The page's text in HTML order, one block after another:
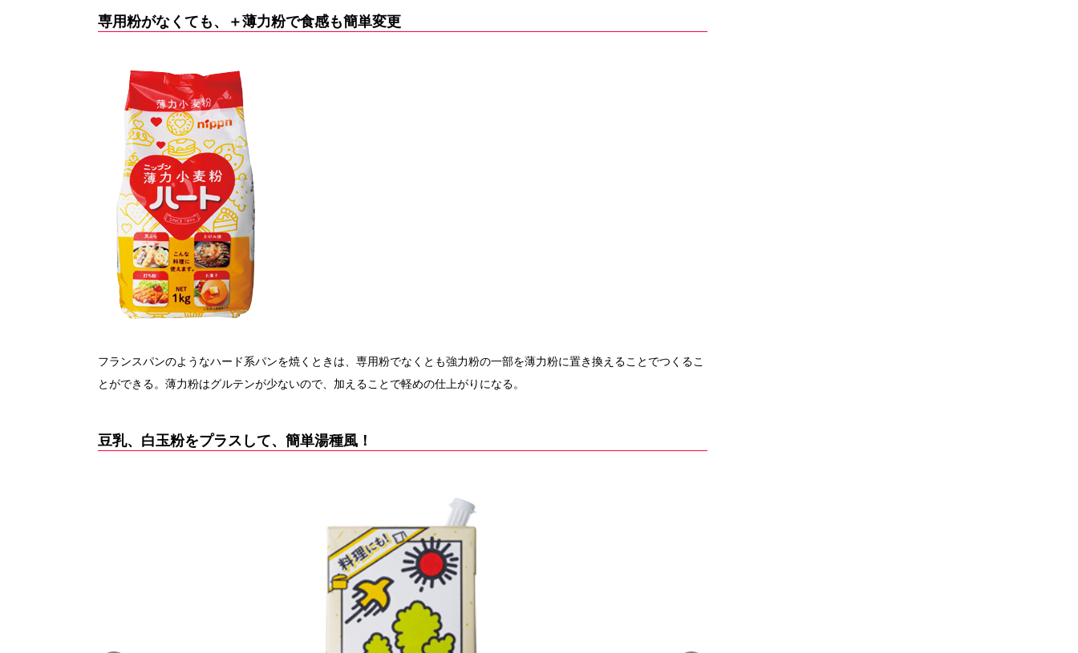
専用粉がなくても、＋薄力粉で食感も簡単変更
フランスパンのようなハード系パンを焼くときは、専用粉でなくとも強力粉の一部を薄力粉に置き換えることでつくるこ
とができる。薄力粉はグルテンが少ないので、加えることで軽めの仕上がりになる。
豆乳、白玉粉をプラスして、簡単湯種風！